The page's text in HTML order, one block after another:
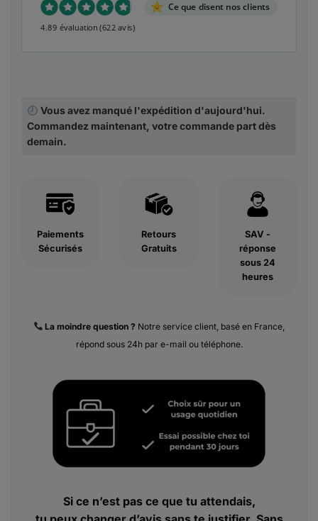
Ce que disent nos clients
4.89 évaluation (622 avis)
Vous avez manqué l'expédition d'aujourd'hui.
Commandez maintenant, votre commande part dès
demain.
Paiements
Sécurisés
Retours
Gratuits
SAV -
réponse
sous 24
heures
La moindre question ? Notre service client, basé en France,
répond sous 24h par e-mail ou téléphone.
Si ce n’est pas ce que tu attendais,